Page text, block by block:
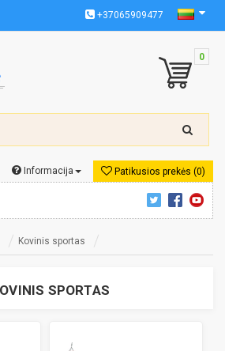
+37065909477
0
Patikusios prekės (0)
Informacija
Kovinis sportas
SPORTAS